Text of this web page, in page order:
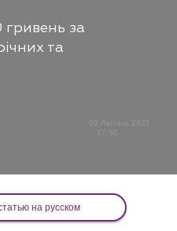
гривень за
та
09 Лютого 2022
17:30
на русском